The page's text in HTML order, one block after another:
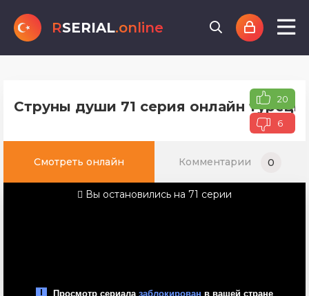
RSERIAL.online
Струны души 71 серия онлайн 20
6
Смотреть онлайн Комментарии 0
Вы остановились на 71 серии